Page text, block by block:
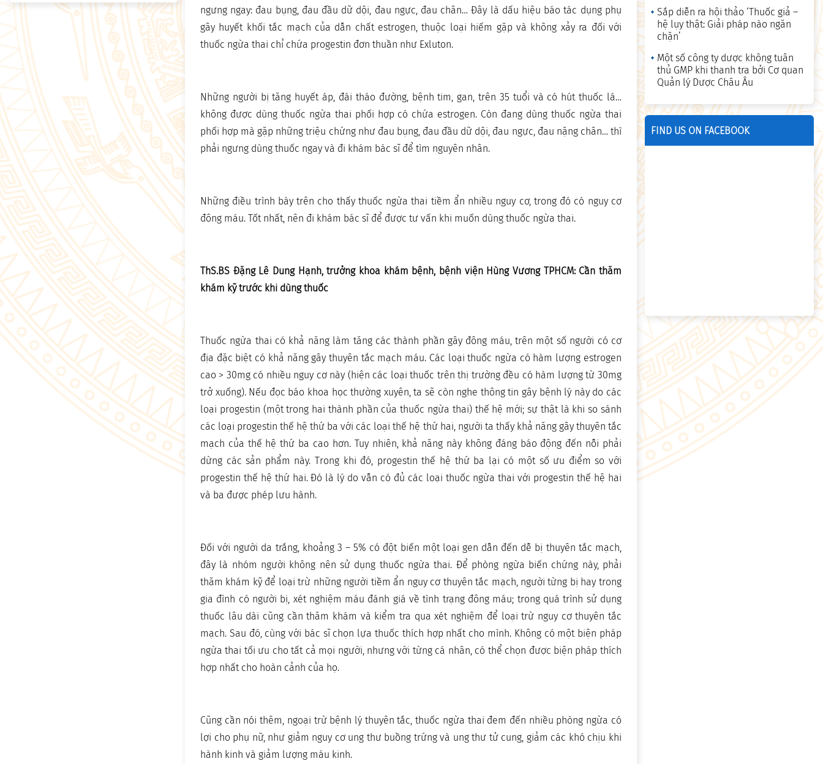
ngưng ngay: đau bụng, đau đầu dữ dội, đau ngực, đau chân… Đây là dấu hiệu báo tác dụng phụ
gây huyết khối tắc mạch của dẫn chất estrogen, thuộc loại hiếm gặp và không xảy ra đối với
thuốc ngừa thai chỉ chứa progestin đơn thuần như Exluton.
Những người bị tăng huyết áp, đái tháo đường, bệnh tim, gan, trên 35 tuổi và có hút thuốc lá…
không được dùng thuốc ngừa thai phối hợp có chứa estrogen. Còn đang dùng thuốc ngừa thai
phối hợp mà gặp những triệu chứng như đau bụng, đau đầu dữ dội, đau ngực, đau nặng chân… thì
phải ngưng dùng thuốc ngay và đi khám bác sĩ để tìm nguyên nhân.
Những điều trình bày trên cho thấy thuốc ngừa thai tiềm ẩn nhiều nguy cơ, trong đó có nguy cơ
đông máu. Tốt nhất, nên đi khám bác sĩ để được tư vấn khi muốn dùng thuốc ngừa thai.
ThS.BS Đặng Lê Dung Hạnh, trưởng khoa khám bệnh, bệnh viện Hùng Vương TPHCM: Cần thăm
khám kỹ trước khi dùng thuốc
Thuốc ngừa thai có khả năng làm tăng các thành phần gây đông máu, trên một số người có cơ
địa đặc biệt có khả năng gây thuyên tắc mạch máu. Các loại thuốc ngừa có hàm lượng estrogen
cao > 30mg có nhiều nguy cơ này (hiện các loại thuốc trên thị trường đều có hàm lượng từ 30mg
trở xuống). Nếu đọc báo khoa học thường xuyên, ta sẽ còn nghe thông tin gây bệnh lý này do các
loại progestin (một trong hai thành phần của thuốc ngừa thai) thế hệ mới; sự thật là khi so sánh
các loại progestin thế hệ thứ ba với các loại thế hệ thứ hai, người ta thấy khả năng gây thuyên tắc
mạch của thế hệ thứ ba cao hơn. Tuy nhiên, khả năng này không đáng báo động đến nỗi phải
dừng các sản phẩm này. Trong khi đó, progestin thế hệ thứ ba lại có một số ưu điểm so với
progestin thế hệ thứ hai. Đó là lý do vẫn có đủ các loại thuốc ngừa thai với progestin thế hệ hai
và ba được phép lưu hành.
Đối với người da trắng, khoảng 3 – 5% có đột biến một loại gen dẫn đến dễ bị thuyên tắc mạch,
đây là nhóm người không nên sử dụng thuốc ngừa thai. Để phòng ngừa biến chứng này, phải
thăm khám kỹ để loại trừ những người tiềm ẩn nguy cơ thuyên tắc mạch, người từng bị hay trong
gia đình có người bị, xét nghiệm máu đánh giá về tình trạng đông máu; trong quá trình sử dụng
thuốc lâu dài cũng cần thăm khám và kiểm tra qua xét nghiệm để loại trừ nguy cơ thuyên tắc
mạch. Sau đó, cùng với bác sĩ chọn lựa thuốc thích hợp nhất cho mình. Không có một biện pháp
ngừa thai tối ưu cho tất cả mọi người, nhưng với từng cá nhân, có thể chọn được biện pháp thích
hợp nhất cho hoàn cảnh của họ.
Cũng cần nói thêm, ngoại trừ bệnh lý thuyên tắc, thuốc ngừa thai đem đến nhiều phòng ngừa có
lợi cho phụ nữ, như giảm nguy cơ ung thư buồng trứng và ung thư tử cung, giảm các khó chịu khi
hành kinh và giảm lượng máu kinh.
Sắp diễn ra hội thảo ‘Thuốc giả –
hệ lụy thật: Giải pháp nào ngăn
chặn’
Một số công ty dược không tuân
thủ GMP khi thanh tra bởi Cơ quan
Quản lý Dược Châu Âu
FIND US ON FACEBOOK